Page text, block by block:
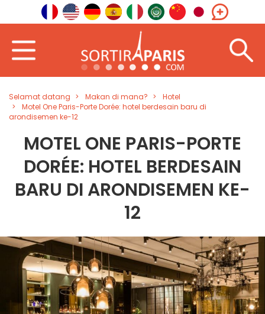
Selamat datang Makan di mana?
Hotel
Motel One Paris-Porte Dorée: hotel berdesain baru di
arondisemen ke-12
MOTEL ONE PARIS-PORTE
DORÉE: HOTEL BERDESAIN
BARU DI ARONDISEMEN KE-
12